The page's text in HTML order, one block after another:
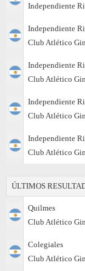
Independiente
Independiente
Club Atlético
Independiente
Club Atlético
Independiente
Club Atlético
Independiente
Club Atlético
ÚLTIMOS
Quilmes
Club Atlético
Colegiales
Club Atlético